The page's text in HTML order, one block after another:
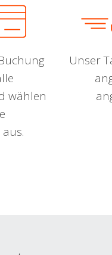
wählen
Unser